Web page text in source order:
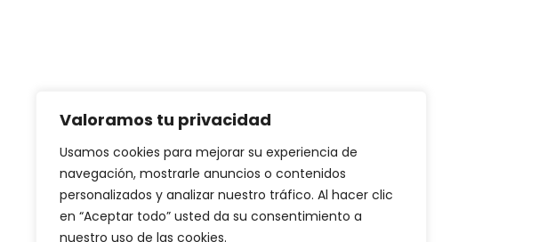
Valoramos tu privacidad
Usamos cookies para mejorar su experiencia de
navegación, mostrarle anuncios o contenidos
personalizados y analizar nuestro tráfico. Al hacer clic
en “Aceptar todo” usted da su consentimiento a
nuestro uso de las cookies.